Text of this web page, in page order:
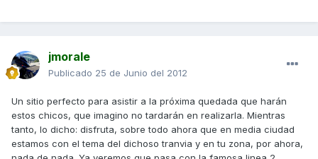
jmorale
Publicado 25 de Junio del 2012
Un sitio perfecto para asistir a la próxima quedada que harán
estos chicos, que imagino no tardarán en realizarla. Mientras
tanto, lo dicho: disfruta, sobre todo ahora que en media ciudad
estamos con el tema del dichoso tranvia y en tu zona, por ahora,